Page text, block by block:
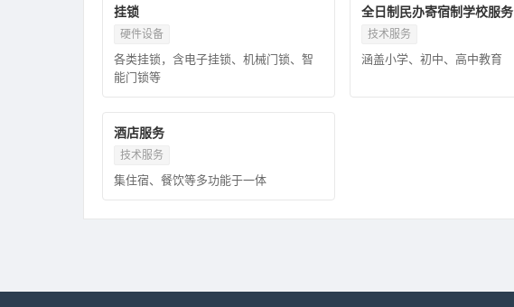
挂锁
硬件设备
各类挂锁，含电子挂锁、机械门锁、智
能门锁等
全日制民办寄宿制学校服务
技术服务
涵盖小学、初中、高中教育
酒店服务
技术服务
集住宿、餐饮等多功能于一体